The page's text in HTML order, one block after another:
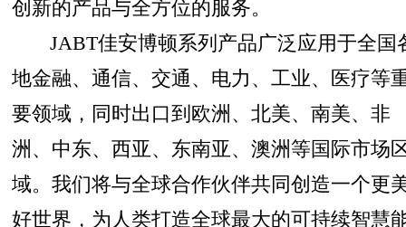
创新的产品与全方位的服务。
JABT佳安博顿系列产品广泛应用于全国
地金融、通信、交通、电力、工业、医疗等
要领域，同时出口到欧洲、北美、南美、非
洲、中东、西亚、东南亚、澳洲等国际市场
域。我们将与全球合作伙伴共同创造一个更
好世界，为人类打造全球最大的可持续智慧